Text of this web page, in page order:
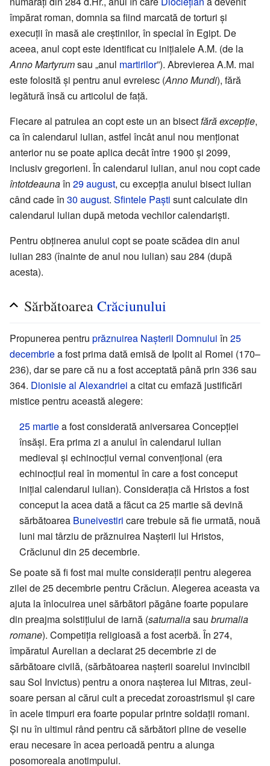
împărat roman, domnia sa fiind marcată de torturi și
execuții în masă ale creștinilor, în special în Egipt. De
aceea, anul copt este identificat cu inițialele A.M. (de la
Anno Martyrumsau „anul martirilor”). Abrevierea A.M. mai
este folosită și pentru anul evreiesc (Anno Mundi), fără
legătură însă cu articolul de față.
Fiecare al patrulea an copt este un an bisect fără excepție,
ca în calendarul iulian, astfel încât anul nou menționat
anterior nu se poate aplica decât între 1900 și 2099,
inclusiv gregorieni. În calendarul iulian, anul nou copt cade
întotdeaunaîn 29 august, cu excepția anului bisect iulian
când cade în 30 august. Sfintele Paști sunt calculate din
calendarul iulian după metoda vechilor calendariști.
Pentru obținerea anului copt se poate scădea din anul
iulian 283 (înainte de anul nou iulian) sau 284 (după
acesta).
SărbătoareaCrăciunului
Propunerea pentru prăznuirea Nașterii Domnului în 25
decembriea fost prima dată emisă de Ipolit al Romei (170–
236), dar se pare că nu a fost acceptată până prin 336 sau
364. Dionisie al Alexandriei a citat cu emfază justificări
mistice pentru această alegere:
25 martiea fost considerată aniversarea Concepției
însăși. Era prima zi a anului în calendarul iulian
medieval și echinocțiul vernal convențional (era
echinocțiul real în momentul în care a fost conceput
inițial calendarul iulian). Considerația că Hristos a fost
conceput la acea dată a făcut ca 25 martie să devină
sărbătoarea Buneivestiri care trebuie să fie urmată, nouă
luni mai târziu de prăznuirea Nașterii lui Hristos,
Crăciunul din 25 decembrie.
Se poate să fi fost mai multe considerații pentru alegerea
zilei de 25 decembrie pentru Crăciun. Alegerea aceasta va
ajuta la înlocuirea unei sărbători păgâne foarte populare
din preajma solstițiului de iarnă (saturnaliasau brumalia
romane). Competiția religioasă a fost acerbă. În 274,
împăratul Aurelian a declarat 25 decembrie zi de
sărbătoare civilă, (sărbătoarea nașterii soarelui invincibil
sau Sol Invictus) pentru a onora nașterea lui Mitras, zeul-
soare persan al cărui cult a precedat zoroastrismul și care
în acele timpuri era foarte popular printre soldații romani.
Și nu în ultimul rând pentru că sărbători pline de veselie
erau necesare în acea perioadă pentru a alunga
posomoreala anotimpului.